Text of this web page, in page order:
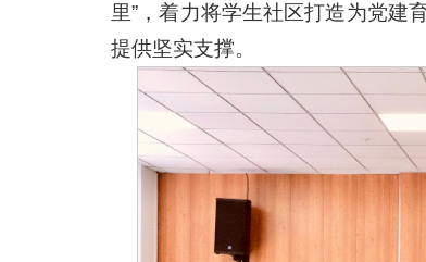
里”，着力将学生社区打造为党建
提供坚实支撑。